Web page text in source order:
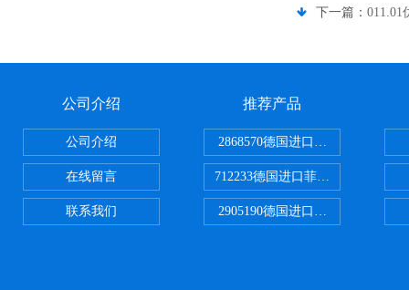
下一篇： 011.01
公司介绍
公司介绍
在线留言
联系我们
推荐产品
2868570德国进口菲尼克斯电源
712233德国进口菲尼克斯断路器
2905190德国进口菲尼克斯继电器